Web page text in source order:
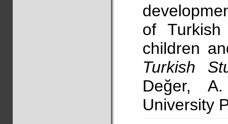
of
children
Turkish
Değer,
University